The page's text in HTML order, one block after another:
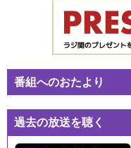
番組へのおたより
過去の放送を聴く